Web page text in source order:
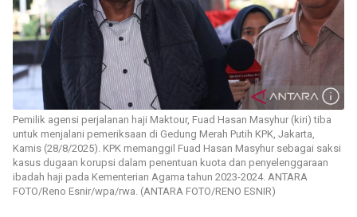
Pemilik agensi perjalanan haji Maktour, Fuad Hasan Masyhur (kiri) tiba
untuk menjalani pemeriksaan di Gedung Merah Putih KPK, Jakarta,
Kamis (28/8/2025). KPK memanggil Fuad Hasan Masyhur sebagai saksi
kasus dugaan korupsi dalam penentuan kuota dan penyelenggaraan
ibadah haji pada Kementerian Agama tahun 2023-2024. ANTARA
FOTO/Reno Esnir/wpa/rwa. (ANTARA FOTO/RENO ESNIR)